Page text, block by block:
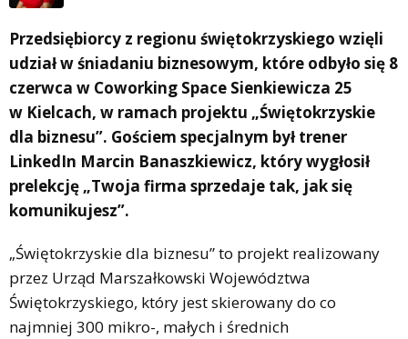
Przedsiębiorcy z regionu świętokrzyskiego wzięli
udział w śniadaniu biznesowym, które odbyło się 8
czerwca w Coworking Space Sienkiewicza 25
w Kielcach, w ramach projektu „Świętokrzyskie
dla biznesu”. Gościem specjalnym był trener
LinkedIn Marcin Banaszkiewicz, który wygłosił
prelekcję „Twoja firma sprzedaje tak, jak się
komunikujesz”.
„Świętokrzyskie dla biznesu” to projekt realizowany
przez Urząd Marszałkowski Województwa
Świętokrzyskiego, który jest skierowany do co
najmniej 300 mikro-, małych i średnich